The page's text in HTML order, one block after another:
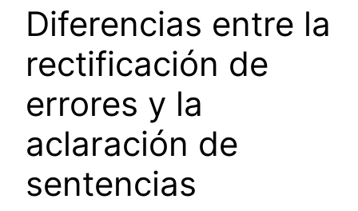
Diferencias entre la
rectificación de
errores y la
aclaración de
sentencias